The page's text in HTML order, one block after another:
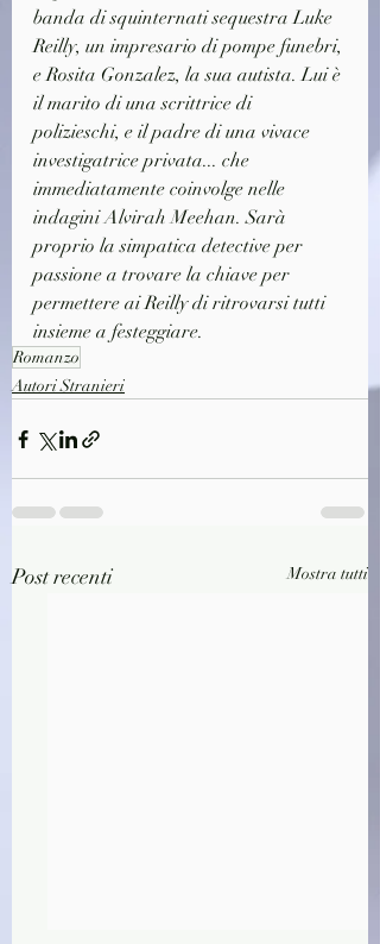
banda di squinternati sequestra Luke
Reilly, un impresario di pompe funebri,
e Rosita Gonzalez, la sua autista. Lui è
il marito di una scrittrice di
polizieschi, e il padre di una vivace
investigatrice privata... che
immediatamente coinvolge nelle
indagini Alvirah Meehan. Sarà
proprio la simpatica detective per
passione a trovare la chiave per
permettere ai Reilly di ritrovarsi tutti
insieme a festeggiare.
Romanzo
Autori Stranieri
Post recenti Mostra tutti